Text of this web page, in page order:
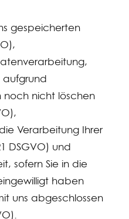
gespeicherten
aufgrund
noch nicht löschen
Verarbeitung Ihrer
DSGVO) und
sofern Sie in die
haben
uns abgeschlossen